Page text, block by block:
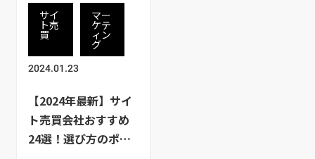
サイ
ト売
買
マー
ケテ
ィン
グ
2024.01.23
【2024年最新】サイ
ト売買会社おすすめ
24選！選び方のポイ